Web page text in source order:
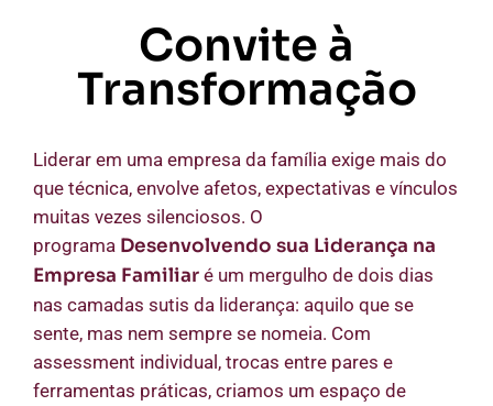
Convite à
Transformação
Liderar em uma empresa da família exige mais do
que técnica, envolve afetos, expectativas e vínculos
muitas vezes silenciosos. O
programa Desenvolvendo sua Liderança na
Empresa Familiar é um mergulho de dois dias
nas camadas sutis da liderança: aquilo que se
sente, mas nem sempre se nomeia. Com
assessment individual, trocas entre pares e
ferramentas práticas, criamos um espaço de